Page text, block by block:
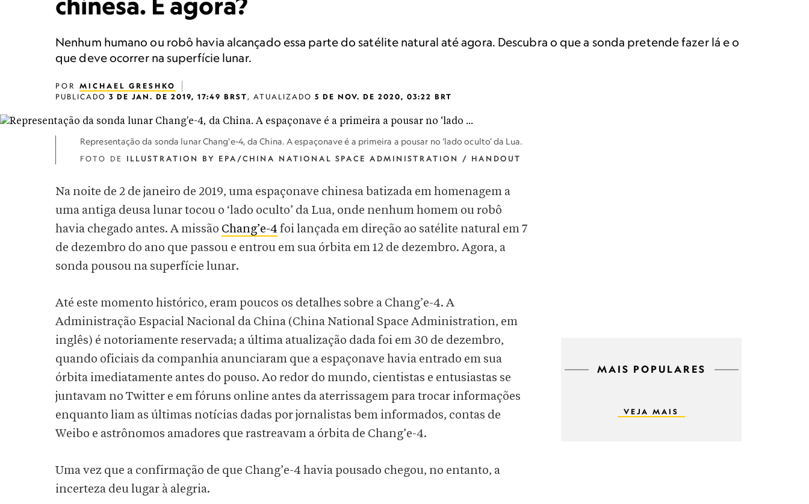
Nenhum humano ou robô havia alcançado essa parte do satélite natural até agora. Descubra o que a sonda pretende fazer lá e o
que deve ocorrer na superfície lunar.
POR MICHAEL GRESHKO
PUBLICADO 3 DE JAN. DE 2019, 17:49 BRST, ATUALIZADO 5 DE NOV. DE 2020, 03:22 BRT
Representação da sonda lunar Chang'e-4, da China. A espaçonave é a primeira a pousar no ‘lado oculto’ da Lua.
FOTO DE ILLUSTRATION BY EPA/CHINA NATIONAL SPACE ADMINISTRATION / HANDOUT
Na noite de 2 de janeiro de 2019, uma espaçonave chinesa batizada em homenagem a
uma antiga deusa lunar tocou o ‘lado oculto’ da Lua, onde nenhum homem ou robô
havia chegado antes. A missão Chang’e-4 foi lançada em direção ao satélite natural em 7
de dezembro do ano que passou e entrou em sua órbita em 12 de dezembro. Agora, a
sonda pousou na superfície lunar.
Até este momento histórico, eram poucos os detalhes sobre a Chang’e-4. A
Administração Espacial Nacional da China (China National Space Administration, em
inglês) é notoriamente reservada; a última atualização dada foi em 30 de dezembro,
quando oficiais da companhia anunciaram que a espaçonave havia entrado em sua
órbita imediatamente antes do pouso. Ao redor do mundo, cientistas e entusiastas se
juntavam no Twitter e em fóruns online antes da aterrissagem para trocar informações
enquanto liam as últimas notícias dadas por jornalistas bem informados, contas de
Weibo e astrônomos amadores que rastreavam a órbita de Chang’e-4.
Uma vez que a confirmação de que Chang’e-4 havia pousado chegou, no entanto, a
incerteza deu lugar à alegria.
MAIS POPULARES
VEJA MAIS